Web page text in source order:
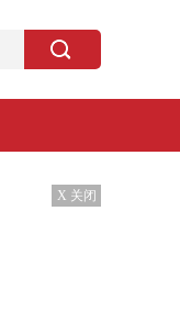
X 关闭